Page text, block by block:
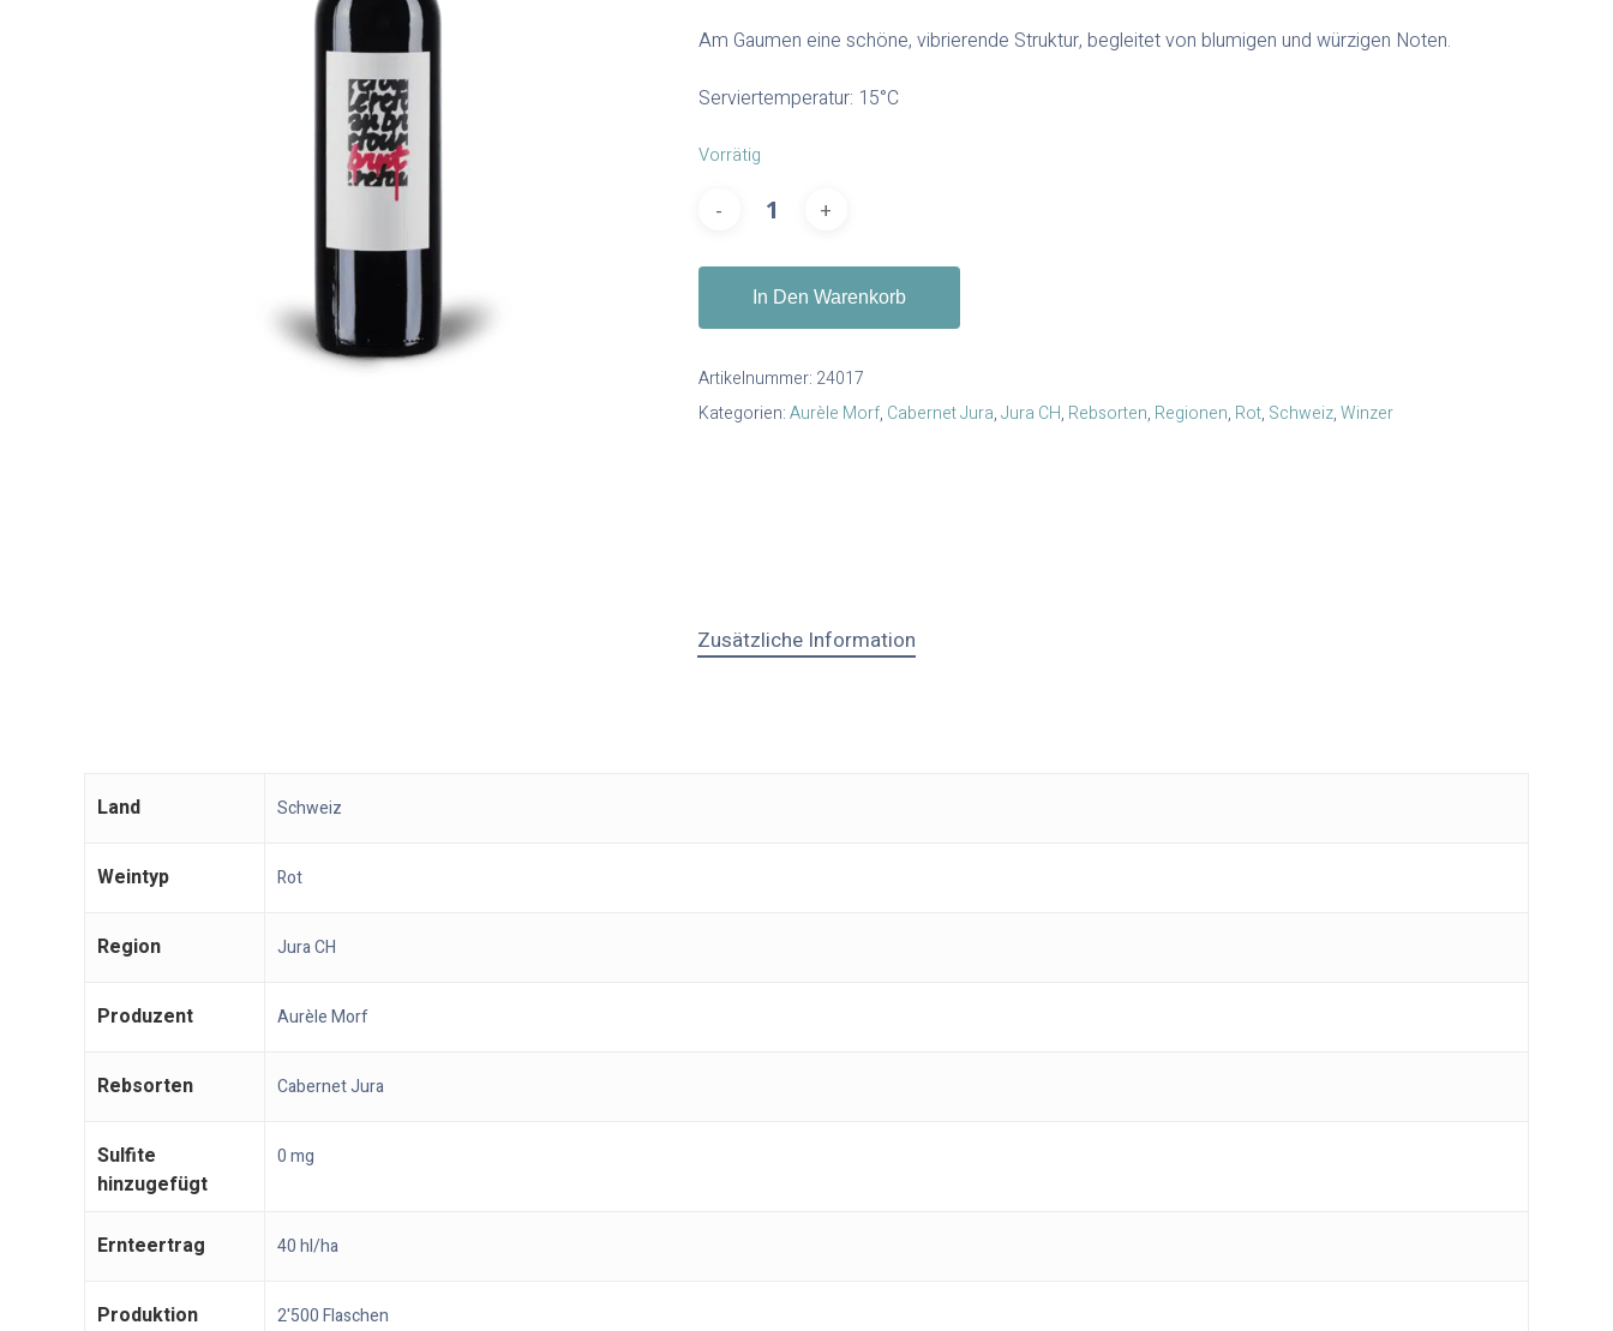
Drücken Sie die Eingabetaste zum Suchen oder ESC zum Schließen
Am Gaumen eine schöne, vibrierende Struktur, begleitet von blumigen und würzigen Noten.
Serviertemperatur: 15°C
Vorrätig
In Den Warenkorb
Artikelnummer: 24017
Kategorien:Aurèle Morf, Cabernet Jura,Jura CH, Rebsorten, Regionen, Rot, Schweiz,Winzer
Zusätzliche Information
Land Schweiz
Weintyp Rot
Region Jura CH
Produzent Aurèle Morf
Rebsorten Cabernet Jura
Sulfite
hinzugefügt
0 mg
Ernteertrag 40 hl/ha
Produktion 2'500 Flaschen